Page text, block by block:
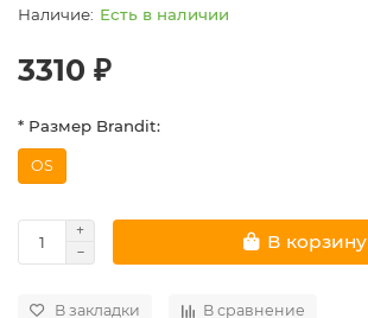
Есть в наличии
3310 ₽
* Размер Brandit:
OS
В корзину
В закладки В сравнение